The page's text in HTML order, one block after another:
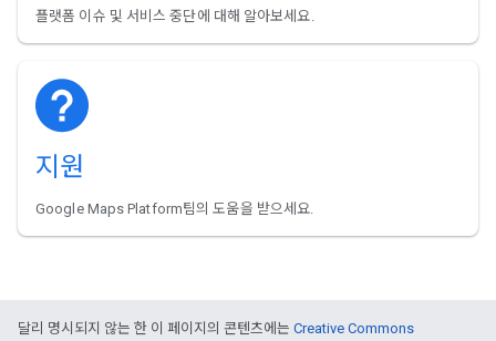
플랫폼 이슈 및 서비스 중단에 대해 알아보세요.
지원
Google Maps Platform팀의 도움을 받으세요.
달리 명시되지 않는 한 이 페이지의 콘텐츠에는 Creative Commons